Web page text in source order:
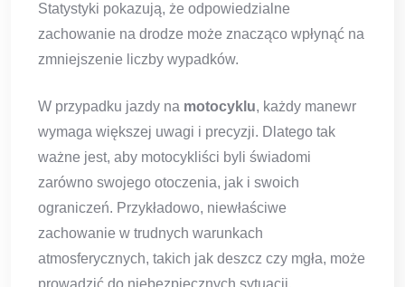
Statystyki pokazują, że odpowiedzialne
zachowanie na drodze może znacząco wpłynąć na
zmniejszenie liczby wypadków.
W przypadku jazdy na motocyklu, każdy manewr
wymaga większej uwagi i precyzji. Dlatego tak
ważne jest, aby motocykliści byli świadomi
zarówno swojego otoczenia, jak i swoich
ograniczeń. Przykładowo, niewłaściwe
zachowanie w trudnych warunkach
atmosferycznych, takich jak deszcz czy mgła, może